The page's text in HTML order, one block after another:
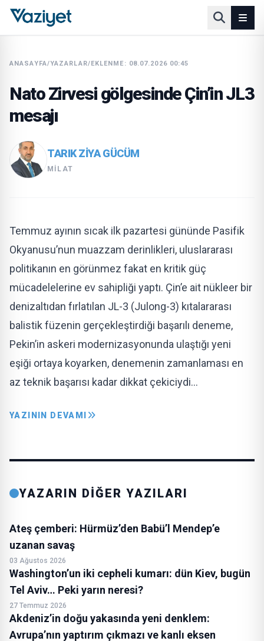
ANASAYFA/YAZARLAR/EKLENME: 08.07.2026 00:45
Nato Zirvesi gölgesinde Çin’in JL3
mesajı
TARIK ZIYA GÜCÜM
MILAT
Temmuz ayının sıcak ilk pazartesi gününde Pasifik
Okyanusu’nun muazzam derinlikleri, uluslararası
politikanın en görünmez fakat en kritik güç
mücadelelerine ev sahipliği yaptı. Çin’e ait nükleer bir
denizaltıdan fırlatılan JL-3 (Julong-3) kıtalararası
balistik füzenin gerçekleştirdiği başarılı deneme,
Pekin’in askeri modernizasyonunda ulaştığı yeni
eşiği ortaya koyarken, denemenin zamanlaması en
az teknik başarısı kadar dikkat çekiciydi…
YAZININ DEVAMI
YAZARIN DİĞER YAZILARI
Ateş çemberi: Hürmüz’den Babü’l Mendep’e
uzanan savaş
03 Ağustos 2026
Washington’un iki cepheli kumarı: dün Kiev, bugün
Tel Aviv… Peki yarın neresi?
27 Temmuz 2026
Akdeniz’in doğu yakasında yeni denklem:
Avrupa’nın yaptırım çıkmazı ve kanlı eksen